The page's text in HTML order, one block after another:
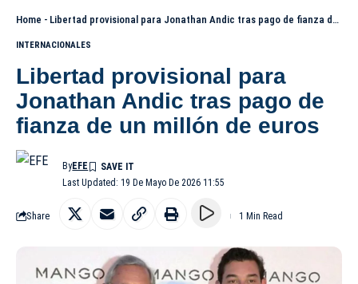
Home - Libertad provisional para Jonathan Andic tras pago de fianza de un millón de euros
INTERNACIONALES
Libertad provisional para
Jonathan Andic tras pago de
fianza de un millón de euros
Last Updated: 19 De Mayo De 2026 11:55
ByEFE
Share 1 Min Read